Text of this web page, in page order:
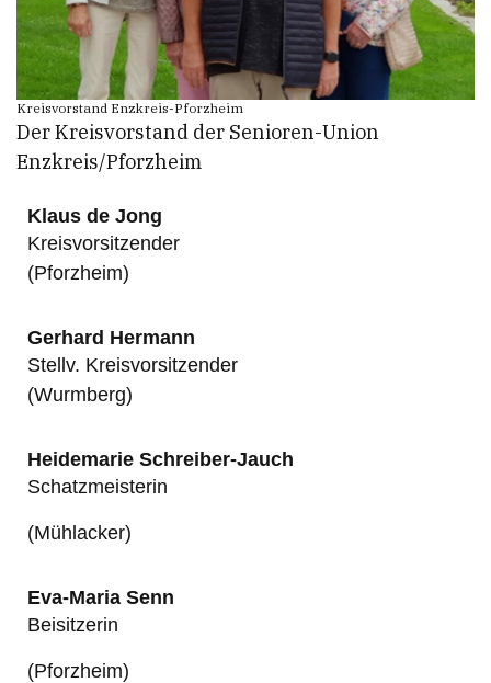
Kreisvorstand Enzkreis-Pforzheim
Der Kreisvorstand der Senioren-Union
Enzkreis/Pforzheim
Klaus de Jong
Kreisvorsitzender
(Pforzheim)
Gerhard Hermann
Stellv. Kreisvorsitzender
(Wurmberg)
Heidemarie Schreiber-Jauch
Schatzmeisterin
(Mühlacker)
Eva-Maria Senn
Beisitzerin
(Pforzheim)